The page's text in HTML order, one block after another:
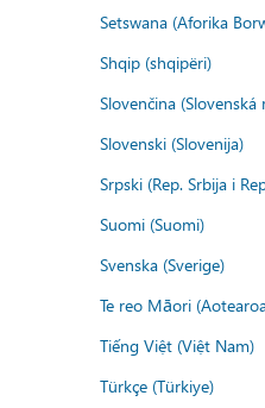
Setswana (Aforika
Shqip (shqipëri)
Slovenčina (Slovenská
Slovenski (Slovenija)
Srpski (Rep. Srbija i
Suomi (Suomi)
Svenska (Sverige)
Te reo Māori
Tiếng Việt (Việt Nam)
Türkçe (Türkiye)